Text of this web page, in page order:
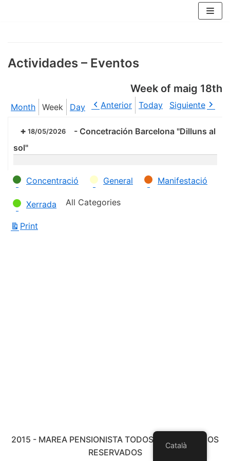
Actividades – Eventos
Week of maig 18th
Month Week Day Anterior Today Siguiente
18/05/2026 - Concetración Barcelona "Dilluns al
sol"
Categories
Concentració General Manifestació
Xerrada All Categories
Print
2015 - MAREA PENSIONISTA TODOS LOS DERECHOS
RESERVADOS
Català